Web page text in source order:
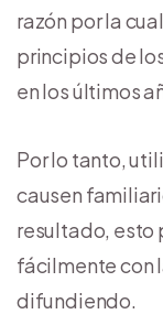
razón por la
principios de
en los últimos
Por lo tanto,
causen
resultado, esto
fácilmente con
difundiendo.